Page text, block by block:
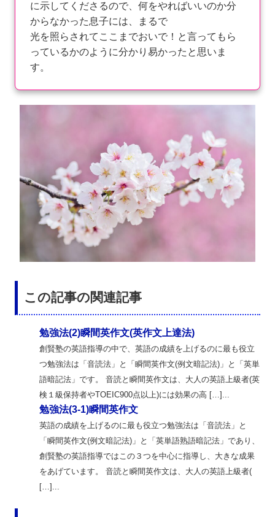
に示してくださるので、何をやればいいのか分
からなかった息子には、まるで
光を照らされてここまでおいで！と言ってもら
っているかのように分かり易かったと思いま
す。
この記事の関連記事
勉強法(2)瞬間英作文(英作文上達法)
創賢塾の英語指導の中で、英語の成績を上げるのに最も役立
つ勉強法は「音読法」と「瞬間英作文(例文暗記法)」と「英単
語暗記法」です。 音読と瞬間英作文は、大人の英語上級者(英
検１級保持者やTOEIC900点以上)には効果の高 […]...
勉強法(3-1)瞬間英作文
英語の成績を上げるのに最も役立つ勉強法は「音読法」と
「瞬間英作文(例文暗記法)」と「英単語熟語暗記法」であり、
創賢塾の英語指導ではこの３つを中心に指導し、大きな成果
をあげています。 音読と瞬間英作文は、大人の英語上級者(
[…]...